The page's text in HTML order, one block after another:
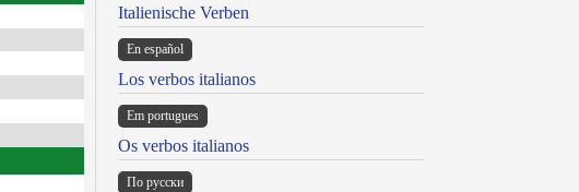
Italienische Verben
En español
Los verbos italianos
Em portugues
Os verbos italianos
По русски